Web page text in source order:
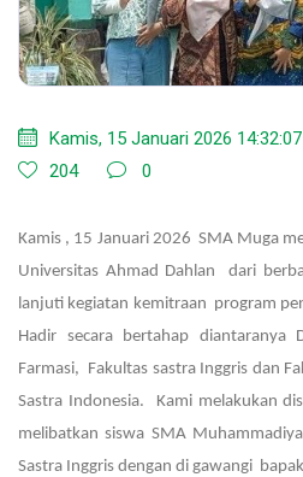
Kamis, 15 Januari 2026 14:32:07
204
0
Kamis , 15 Januari 2026 SMA Muga
Universitas Ahmad Dahlan dari
lanjuti kegiatan kemitraan program
Hadir secara bertahap
Farmasi, Fakultas sastra Inggris dan
Sastra Indonesia. Kami melakukan
melibatkan siswa SMA
Sastra Inggris dengan di gawangi